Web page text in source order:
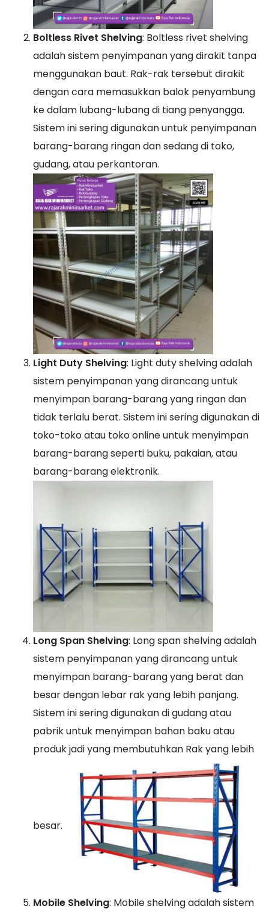
Boltless Rivet Shelving: Boltless rivet shelving
adalah sistem penyimpanan yang dirakit tanpa
menggunakan baut. Rak-rak tersebut dirakit
dengan cara memasukkan balok penyambung
ke dalam lubang-lubang di tiang penyangga.
Sistem ini sering digunakan untuk penyimpanan
barang-barang ringan dan sedang di toko,
gudang, atau perkantoran.
Light Duty Shelving: Light duty shelving adalah
sistem penyimpanan yang dirancang untuk
menyimpan barang-barang yang ringan dan
tidak terlalu berat. Sistem ini sering digunakan di
toko-toko atau toko online untuk menyimpan
barang-barang seperti buku, pakaian, atau
barang-barang elektronik.
Long Span Shelving: Long span shelving adalah
sistem penyimpanan yang dirancang untuk
menyimpan barang-barang yang berat dan
besar dengan lebar rak yang lebih panjang.
Sistem ini sering digunakan di gudang atau
pabrik untuk menyimpan bahan baku atau
produk jadi yang membutuhkan Rak yang lebih
besar.
Mobile Shelving: Mobile shelving adalah sistem